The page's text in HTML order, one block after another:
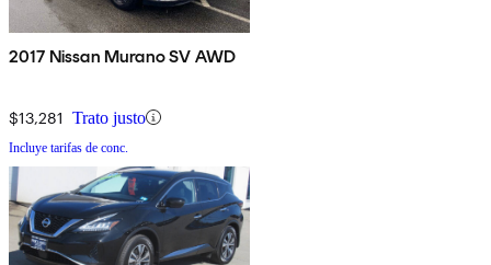
2017 Nissan Murano SV AWD
$13,281 Trato justo
Incluye tarifas de conc.